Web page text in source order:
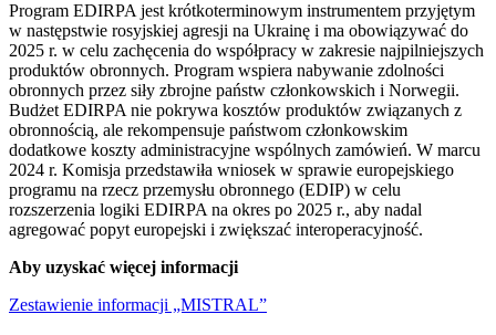
Program EDIRPA jest krótkoterminowym instrumentem przyjętym
w następstwie rosyjskiej agresji na Ukrainę i ma obowiązywać do
2025 r. w celu zachęcenia do współpracy w zakresie najpilniejszych
produktów obronnych. Program wspiera nabywanie zdolności
obronnych przez siły zbrojne państw członkowskich i Norwegii.
Budżet EDIRPA nie pokrywa kosztów produktów związanych z
obronnością, ale rekompensuje państwom członkowskim
dodatkowe koszty administracyjne wspólnych zamówień. W marcu
2024 r. Komisja przedstawiła wniosek w sprawie europejskiego
programu na rzecz przemysłu obronnego (EDIP) w celu
rozszerzenia logiki EDIRPA na okres po 2025 r., aby nadal
agregować popyt europejski i zwiększać interoperacyjność.
Aby uzyskać więcej informacji
Zestawienie informacji „MISTRAL”